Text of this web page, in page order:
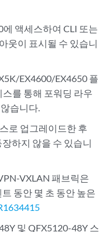
액세스하여 CLI 또는
웃이 표시될 수 있습니
EX4600/EX4650 플
스를 통해 포워딩 라우
습니다.
로 업그레이드한 후
하지 않을 수 있습니
VXLAN 패브릭은
동안 몇 초 동안 높은
및 QFX5120-48Y 스